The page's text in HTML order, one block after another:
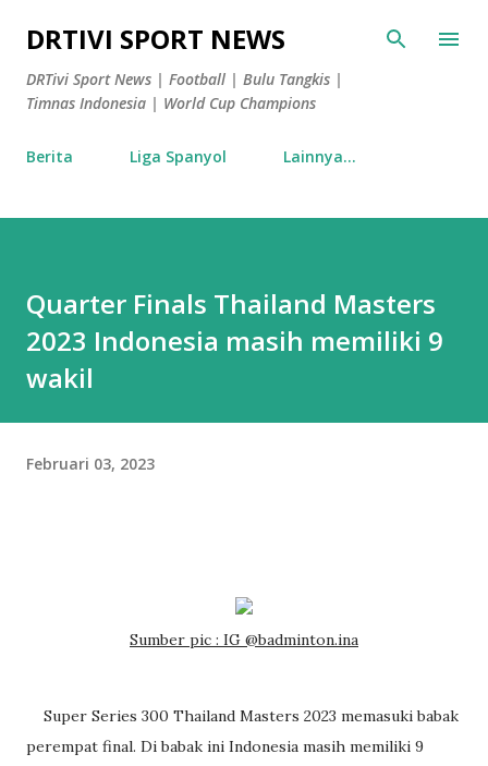
Langsung ke konten utama
DRTIVI SPORT NEWS
DRTivi Sport News | Football | Bulu Tangkis |
Timnas Indonesia | World Cup Champions
Berita Liga Spanyol Lainnya…
Quarter Finals Thailand Masters
2023 Indonesia masih memiliki 9
wakil
Februari 03, 2023
Sumber pic : IG @badminton.ina
Super Series 300 Thailand Masters 2023 memasuki babak
perempat final. Di babak ini Indonesia masih memiliki 9